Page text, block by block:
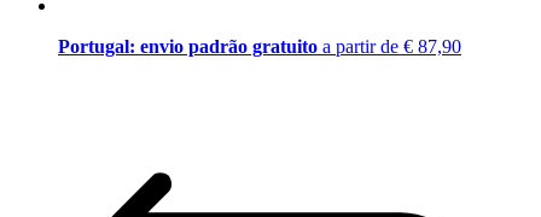
Portugal: envio padrão gratuito a partir de € 87,90